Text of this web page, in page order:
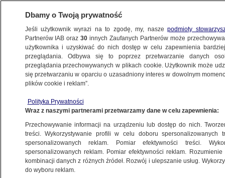
WARSZAWA
NAJNOWSZE
do równości"
4.10.2014, 19:17
Udostępnij
Dbamy o Twoją prywatność
Jeśli użytkownik wyrazi na to zgodę, my, naszepodmioty
Partnerów IAB oraz30 innych Zaufanych Partnerów może
użytkownika i uzyskiwać do nich dostęp w celu zapewnienia
przeglądania. Odbywa się to poprzez przetwarzanie danych
przeglądania przechowywanych w plikach cookie. Użytkownik może
się przetwarzaniu w oparciu o uzasadniony interes w dowolnym
plików cookie i reklam”.
Polityka Prywatności
Wraz z naszymi partnerami przetwarzamy dane w celu zapewnienia:
Przechowywanie informacji na urządzeniu lub dostęp do nich.
treści. Wykorzystywanie profili w celu doboru spersonalizowanych
spersonalizowanych reklam. Pomiar efektywności treści.
spersonalizowanych reklam. Pomiar efektywności reklam.
kombinacji danych z różnych źródeł. Rozwój i ulepszanie usług.
do wyboru reklam.